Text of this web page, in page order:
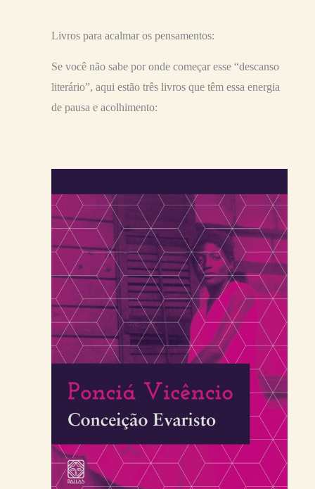
Livros para acalmar os pensamentos:
Se você não sabe por onde começar esse “descanso
literário”, aqui estão três livros que têm essa energia
de pausa e acolhimento: